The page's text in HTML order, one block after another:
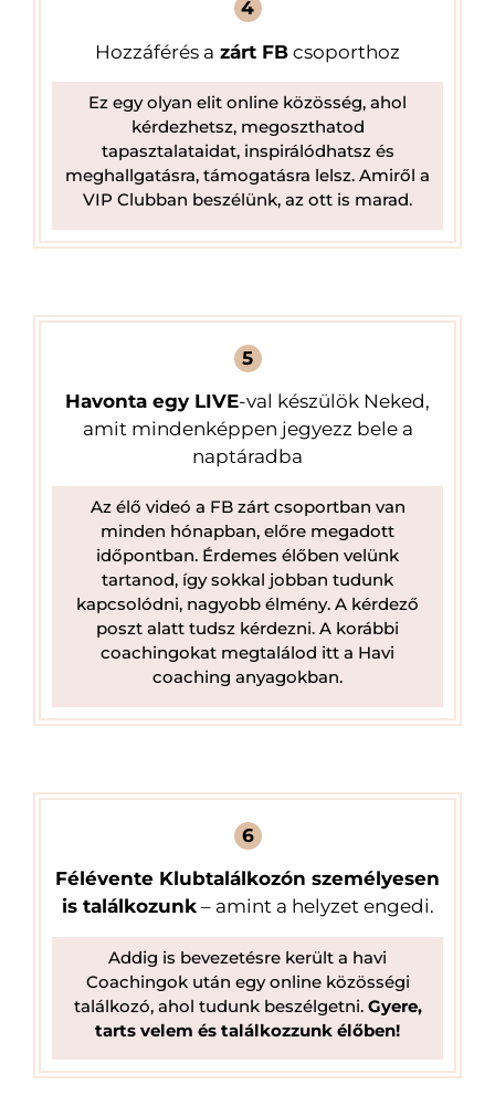
4
Hozzáférés a zárt FB csoporthoz
Ez egy olyan elit online közösség, ahol
kérdezhetsz, megoszthatod
tapasztalataidat, inspirálódhatsz és
meghallgatásra, támogatásra lelsz. Amiről a
VIP Clubban beszélünk, az ott is marad.
5
Havonta egy LIVE-val készülök Neked,
amit mindenképpen jegyezz bele a
naptáradba
Az élő videó a FB zárt csoportban van
minden hónapban, előre megadott
időpontban. Érdemes élőben velünk
tartanod, így sokkal jobban tudunk
kapcsolódni, nagyobb élmény. A kérdező
poszt alatt tudsz kérdezni. A korábbi
coachingokat megtalálod itt a Havi
coaching anyagokban.
6
Félévente Klubtalálkozón személyesen
is találkozunk– amint a helyzet engedi.
Addig is bevezetésre került a havi
Coachingok után egy online közösségi
találkozó, ahol tudunk beszélgetni.Gyere,
tarts velem és találkozzunk élőben!